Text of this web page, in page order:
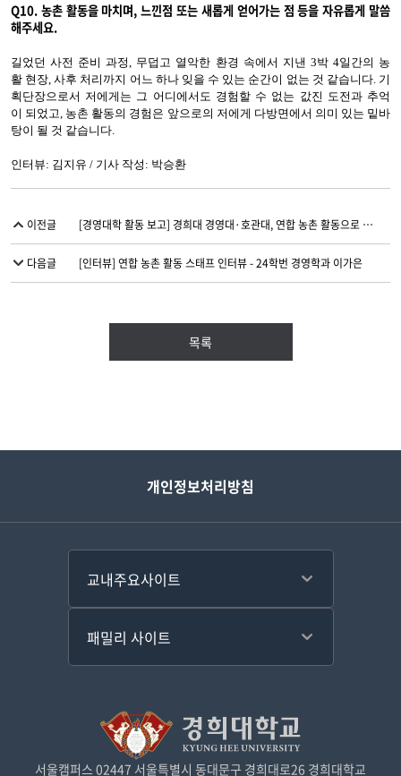
Q10. 농촌 활동을 마치며, 느낀점 또는 새롭게 얻어가는 점 등을 자유롭게 말씀
해주세요.
길었던 사전 준비 과정, 무덥고 열악한 환경 속에서 지낸 3박 4일간의 농
활 현장, 사후 처리까지 어느 하나 잊을 수 있는 순간이 없는 것 같습니다. 기
획단장으로서 저에게는 그 어디에서도 경험할 수 없는 값진 도전과 추억
이 되었고, 농촌 활동의 경험은 앞으로의 저에게 다방면에서 의미 있는 밑바
탕이 될 것 같습니다.
인터뷰: 김지유 / 기사 작성: 박승환
이전글 [경영대학 활동 보고] 경희대 경영대·호관대, 연합 농촌 활동으로 농촌과 대학의 동행을 잇다
다음글 [인터뷰] 연합 농촌 활동 스태프 인터뷰 - 24학번 경영학과 이가은
목록
개인정보처리방침
서울캠퍼스 02447 서울특별시 동대문구 경희대로26 경희대학교